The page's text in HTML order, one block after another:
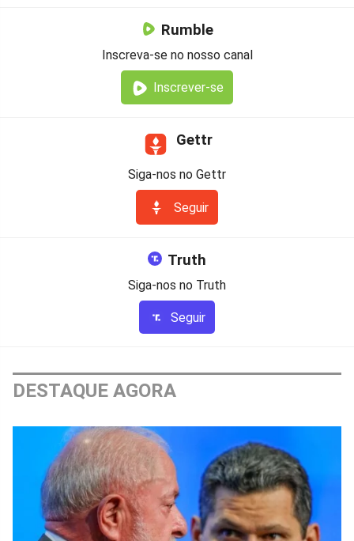
Rumble
Inscreva-se no nosso canal
Inscrever-se
Gettr
Siga-nos no Gettr
Seguir
Truth
Siga-nos no Truth
Seguir
DESTAQUE AGORA